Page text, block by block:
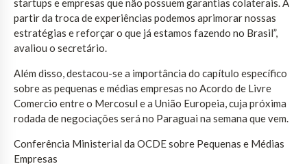
startups e empresas que não possuem garantias colaterais. A
partir da troca de experiências podemos aprimorar nossas
estratégias e reforçar o que já estamos fazendo no Brasil”,
avaliou o secretário.
Além disso, destacou-se a importância do capítulo específico
sobre as pequenas e médias empresas no Acordo de Livre
Comercio entre o Mercosul e a União Europeia, cuja próxima
rodada de negociações será no Paraguai na semana que vem.
Conferência Ministerial da OCDE sobre Pequenas e Médias
Empresas